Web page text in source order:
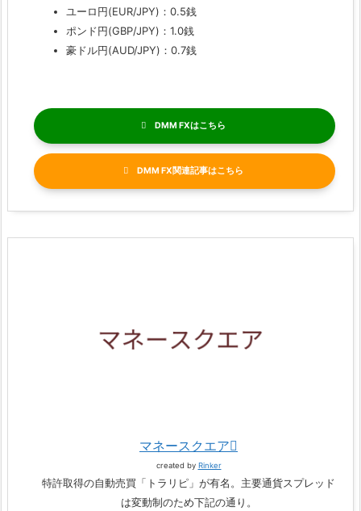
ユーロ円(EUR/JPY)：0.5銭
ポンド円(GBP/JPY)：1.0銭
豪ドル円(AUD/JPY)：0.7銭
DMM FX
DMM FX関連記事
マネースクエア
created by Rinker
特許取得の自動売買「トラリピ」が有名。主要通貨スプレッド
は変動制のため下記の通り。